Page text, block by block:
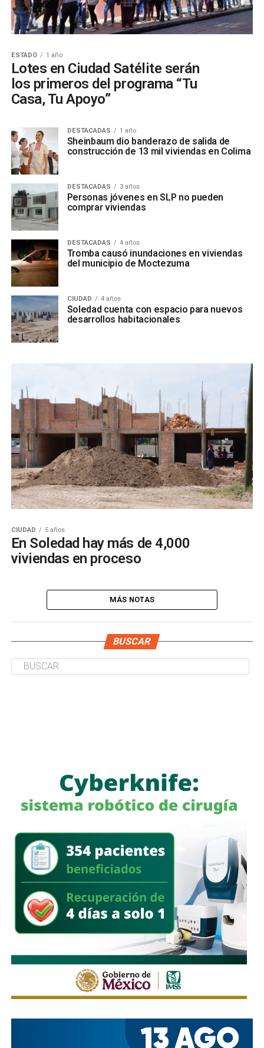
ESTADO 1 año
Lotes en Ciudad Satélite serán
los primeros del programa “Tu
Casa, Tu Apoyo”
DESTACADAS 1 año
Sheinbaum dio banderazo de salida de
construcción de 13 mil viviendas en Colima
DESTACADAS 3 años
Personas jóvenes en SLP no pueden
comprar viviendas
DESTACADAS 4 años
Tromba causó inundaciones en viviendas
del municipio de Moctezuma
CIUDAD 4 años
Soledad cuenta con espacio para nuevos
desarrollos habitacionales
CIUDAD 5 años
En Soledad hay más de 4,000
viviendas en proceso
MÁS NOTAS
BUSCAR